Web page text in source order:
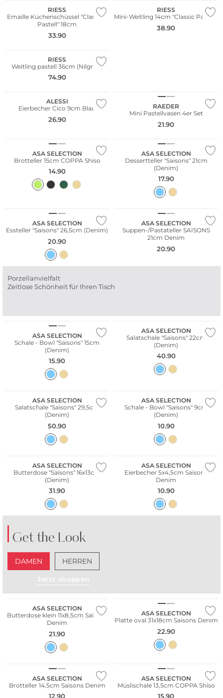
RIESS
Emaille Küchenschüssel "Classic -
Pastell" 18cm
33.90
RIESS
Mini-Weitling 14cm "Classic Pastell"
38.90
WE ♡ AUSTRIA
RIESS
Weitling pastell 36cm (Nilgrün)
74.90
ALESSI
Eierbecher Cico 9cm Blau
26.90
RAEDER
Mini Pastellvasen 4er Set
21.90
ASA SELECTION
Brotteller 15cm COPPA Shiso
14.90
ASA SELECTION
Dessertteller "Saisons" 21cm
(Denim)
17.90
ASA SELECTION
Essteller "Saisons" 26,5cm (Denim)
20.90
ASA SELECTION
Suppen-/Pastateller SAISONS
21cm Denim
20.90
Porzellanvielfalt
Zeitlose Schönheit für Ihren Tisch
ASA SELECTION
Schale - Bowl "Saisons" 15cm
(Denim)
15.90
ASA SELECTION
Salatschale "Saisons" 22cm
(Denim)
40.90
ASA SELECTION
Salatschale "Saisons" 29,5cm
(Denim)
50.90
ASA SELECTION
Schale - Bowl "Saisons" 9cm
(Denim)
10.90
ASA SELECTION
Butterdose "Saisons" 16x13cm
(Denim)
31.90
ASA SELECTION
Eierbecher 5x4,5cm Saisons
Denim
10.90
Get the Look
DAMEN HERREN
Jetzt shoppen
ASA SELECTION
Butterdose klein 11x8,5cm Saisons
Denim
21.90
ASA SELECTION
Platte oval 31x18cm Saisons Denim
22.90
ASA SELECTION
Brotteller 14,5cm Saisons Denim
12.90
ASA SELECTION
Müslischale 13,5cm COPPA Shiso
15.90